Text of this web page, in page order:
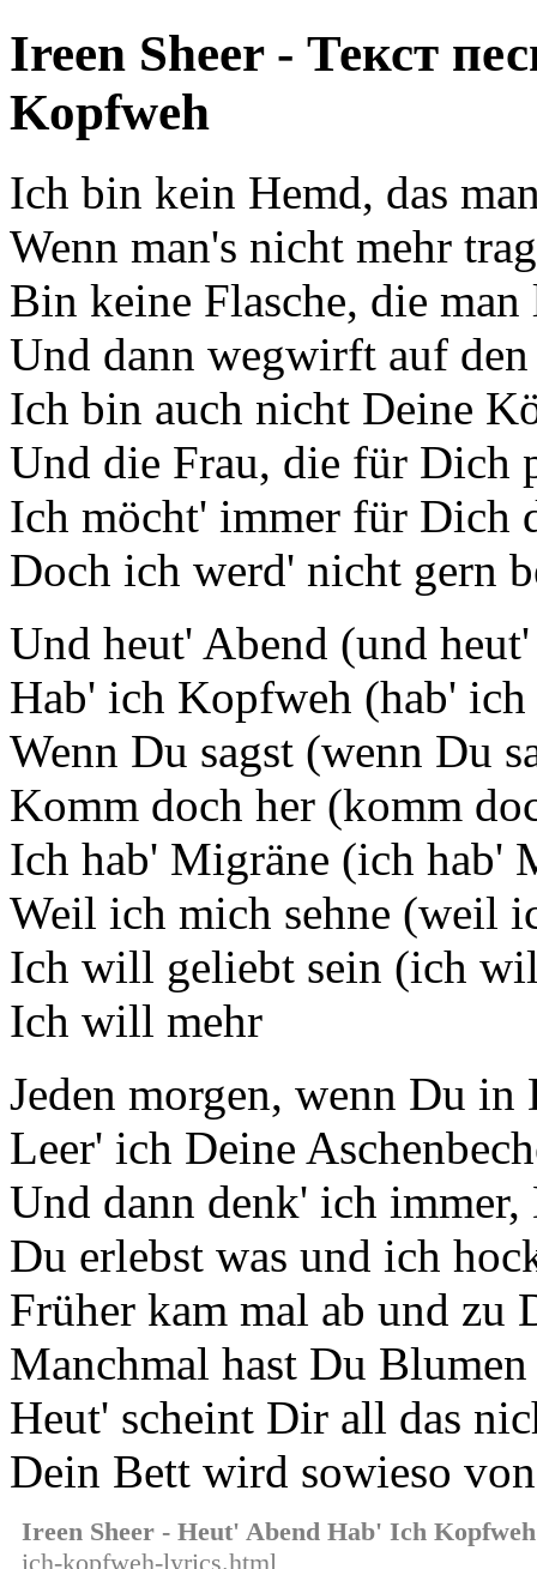
Ireen Sheer - Текст
Kopfweh
Ich bin kein Hemd, das
Wenn man's nicht mehr
Bin keine Flasche, die
Und dann wegwirft auf
Ich bin auch nicht Deine
Und die Frau, die für Dich
Ich möcht' immer für Dich
Doch ich werd' nicht gern
Und heut' Abend (und
Hab' ich Kopfweh (hab'
Wenn Du sagst (wenn Du
Komm doch her (komm
Ich hab' Migräne (ich hab'
Weil ich mich sehne (weil
Ich will geliebt sein (ich
Ich will mehr
Jeden morgen, wenn Du in
Leer' ich Deine
Und dann denk' ich immer,
Du erlebst was und ich
Früher kam mal ab und zu
Manchmal hast Du
Heut' scheint Dir all das
Dein Bett wird sowieso
Ireen Sheer - Heut' Abend Hab' Ich Kopfweh
ich-kopfweh-lyrics.html